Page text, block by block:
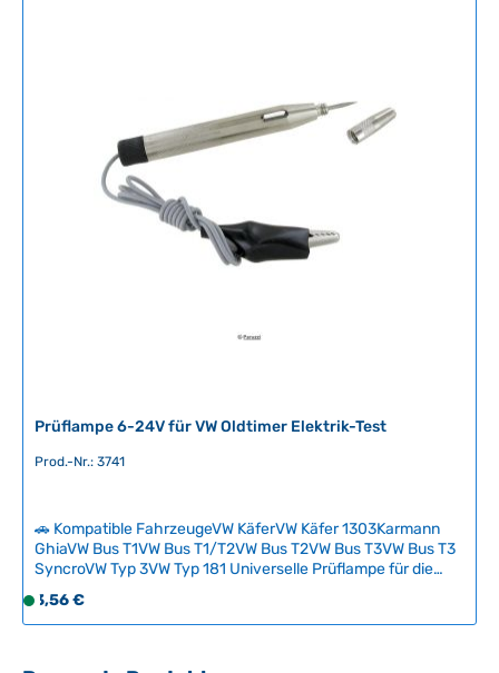
Prüflampe 6-24V für VW Oldtimer Elektrik-Test
Prod.-Nr.: 3741
🚗 Kompatible FahrzeugeVW KäferVW Käfer 1303Karmann
GhiaVW Bus T1VW Bus T1/T2VW Bus T2VW Bus T3VW Bus T3
SyncroVW Typ 3VW Typ 181 Universelle Prüflampe für die
Überprüfung von Stromkreisen und elektrischen
Komponenten an klassischen Fahrzeugen. Mit breitem
Spannungsbereich von 6 bis 24V geeignet für alle gängigen
Regulärer Preis:
S
o
3,56 €